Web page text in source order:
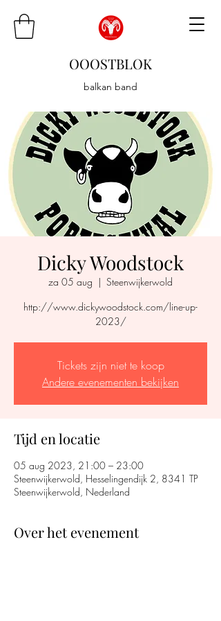
OOOSTBLOK
balkan band
Dicky Woodstock
za 05 aug
  |
Steenwijkerwold
http://www.dickywoodstock.com/line-up-
2023/
Tickets zijn niet te koop
Andere evenementen bekijken
Tijd en locatie
05 aug 2023, 21:00 – 23:00
Steenwijkerwold, Hesselingendijk 2, 8341 TP
Steenwijkerwold, Nederland
Over het evenement